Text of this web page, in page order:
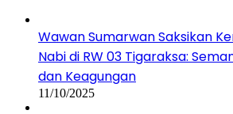
Wawan Sumarwan Saksikan
Nabi di RW 03 Tigaraksa:
dan Keagungan
11/10/2025